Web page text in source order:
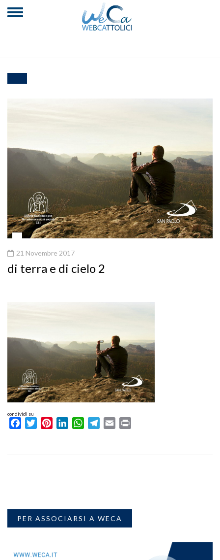
21 Novembre 2017
di terra e di cielo 2
condividi su
FacebookTwitterPinterestLinkedInWhatsAppTelegram
Email
PER ASSOCIARSI A WECA